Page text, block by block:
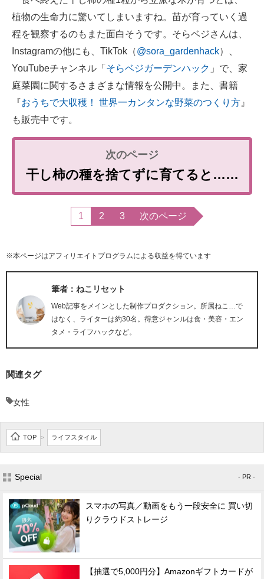
植物の生命力に驚いてしまいますね。苗が育っていく過
程を観察するのもまた面白そうです。そらベジさんは、
Instagramの他にも、TikTok（@sora_gardenhack）、
YouTubeチャンネル「 そらベジガーデンハック 」で、家
庭菜園に関するさまざまな情報を公開中。また、書籍
『おうちで大収穫！ 世界一カンタンな野菜のつくり方 』
も販売中です。
干し柿の種を捨てずに育てると……
1 2 3 次のページ
※本ページはアフィリエイトプログラムによる収益を得ています
筆者：ねこリセット
Web記事をメインとした制作プロダクション。所属ねこ…で
はなく、ライターは約30名。得意ジャンルは食・美容・エン
タメ・ライフハックなど。
関連タグ
女性
TOP > ライフスタイル
Special - PR -
スマホの写真／動画をもう一段安全に 買い切
りクラウドストレージ
【抽選で5,000円分】Amazonギフトカードが